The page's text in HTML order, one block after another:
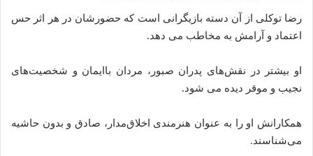
رضا توکلی از آن دسته بازیگرانی است که حضورشان در هر اثر حس
اعتماد و آرامش به مخاطب می‌ دهد.
او بیشتر در نقش‌های پدران صبور، مردان باایمان و شخصیت‌های
نجیب و موقر دیده می‌ شود.
همکارانش او را به عنوان هنرمندی اخلاق‌مدار، صادق و بدون حاشیه
می‌شناسند.